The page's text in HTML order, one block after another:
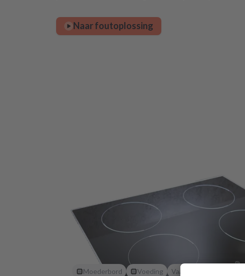
Naar foutoplossing
Moederbord Voeding
Vaatwasser besteklade